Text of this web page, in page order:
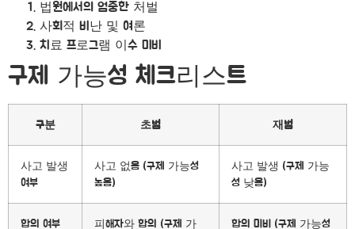
법원에서의 엄중한 처벌
사회적 비난 및 여론
치료 프로그램 이수 미비
구제 가능성 체크리스트
구분 초범 재범
사고 발생
여부
사고 없음 (구제 가능성
높음)
사고 발생 (구제 가능
성 낮음)
합의 여부 피해자와 합의 (구제 가 합의 미비 (구제 가능성